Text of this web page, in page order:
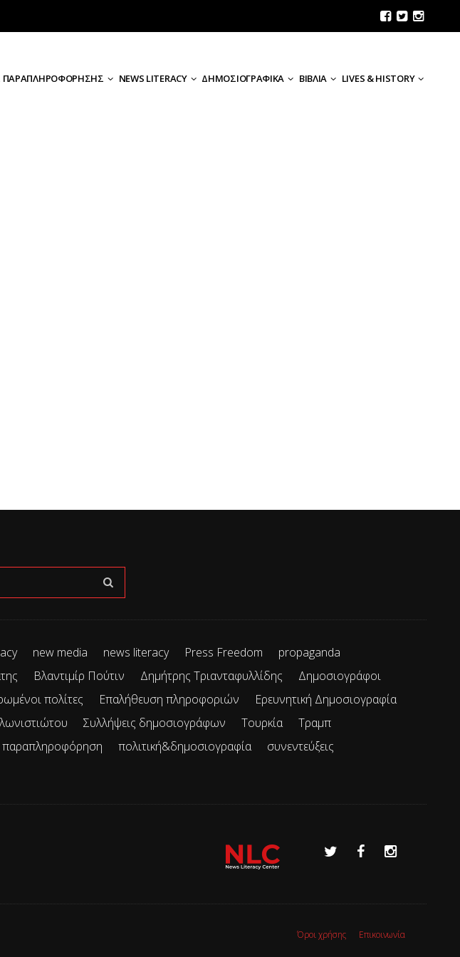
ΠΑΡΑΠΛΗΡΟΦΟΡΗΣΗΣ NEWS LITERACY ΔΗΜΟΣΙΟΓΡΑΦΙΚΑ ΒΙΒΛΙΑ LIVES & HISTORY
new media news literacy Press Freedom
propaganda
Βλαντιμίρ Πούτιν Δημήτρης Τριανταφυλλίδης
Δημοσιογράφοι
πολίτες Επαλήθευση πληροφοριών
Ερευνητική Δημοσιογραφία
Συλλήψεις δημοσιογράφων Τουρκία
Τραμπ
παραπληροφόρηση πολιτική&δημοσιογραφία
συνεντεύξεις
Όροι χρήσης Επικοινωνία